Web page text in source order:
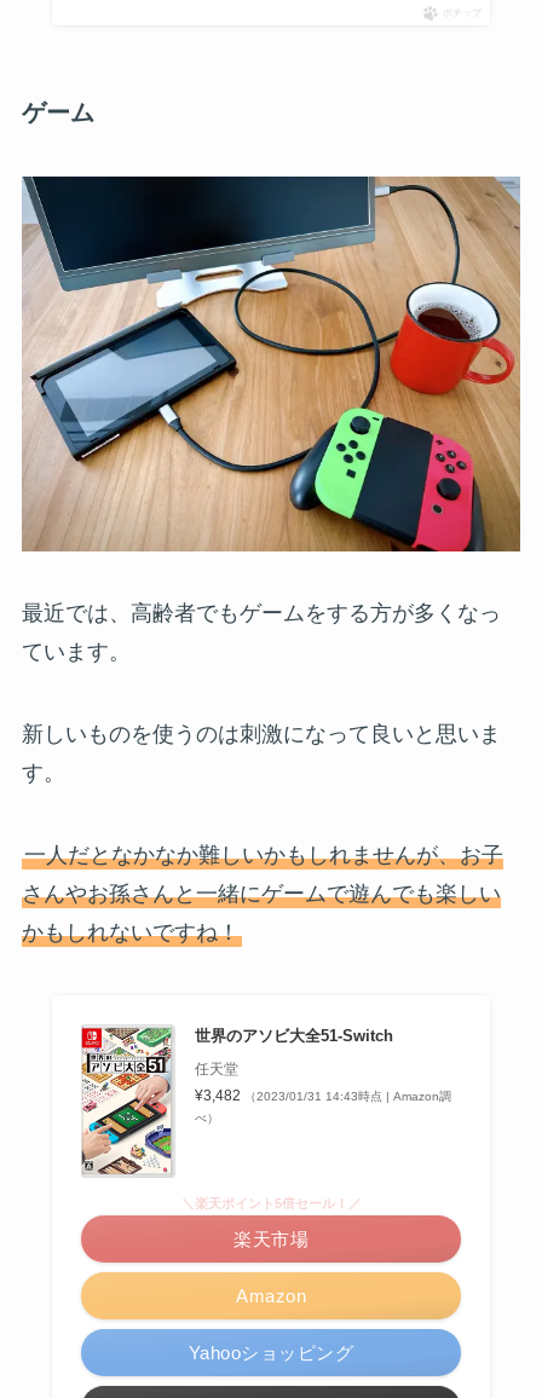
ポチップ
ゲーム
最近では、高齢者でもゲームをする方が多くなっ
ています。
新しいものを使うのは刺激になって良いと思いま
す。
一人だとなかなか難しいかもしれませんが、お子
さんやお孫さんと一緒にゲームで遊んでも楽しい
かもしれないですね！
世界のアソビ大全51-Switch
任天堂
¥3,482
（2023/01/31 14:43時点 | Amazon調
べ）
Amazon
＼楽天ポイント5倍セール！／
楽天市場
Yahooショッピング